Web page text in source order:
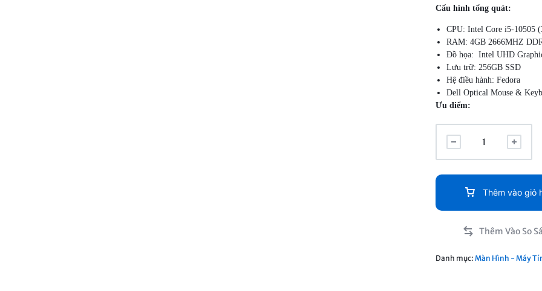
Cấu hình tổng quát:
CPU: Intel Core i5-10505
RAM: 4GB 2666MHZ
Đồ họa: Intel UHD
Lưu trữ: 256GB SSD
Hệ điều hành: Fedora
Dell Optical Mouse &
Ưu điểm:
Máy tính để bàn Dell
chăng và được trang bị tất
Dell OptiPlex 3080 SFF
Thêm vào giỏ
Danh mục:Màn Hình - Máy